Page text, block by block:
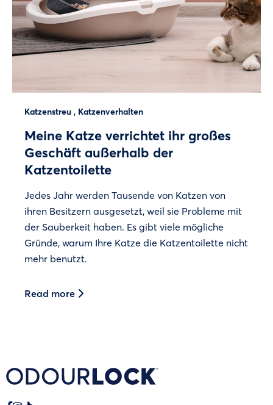
Katzenstreu , Katzenverhalten
Meine Katze verrichtet ihr großes
Geschäft außerhalb der
Katzentoilette
Jedes Jahr werden Tausende von Katzen von
ihren Besitzern ausgesetzt, weil sie Probleme mit
der Sauberkeit haben. Es gibt viele mögliche
Gründe, warum Ihre Katze die Katzentoilette nicht
mehr benutzt.
Read more